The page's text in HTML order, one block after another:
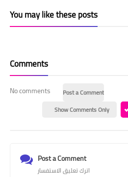
You may like these posts
Comments
No comments
Post a Comment
Show Comments Only
Post a Comment
اترك تعليق الاستفسار